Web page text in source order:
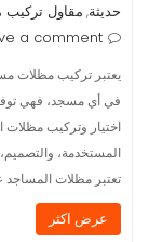
حديثة, مقاول
a comment
يعتبر تركيب مظلات
في أي مسجد، فهي
اختيار وتركيب مظلات
المستخدمة،
تعتبر مظلات المساجد
عرض اكثر